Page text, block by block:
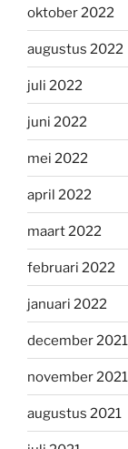
oktober 2022
augustus 2022
juli 2022
juni 2022
mei 2022
april 2022
maart 2022
februari 2022
januari 2022
december 2021
november 2021
augustus 2021